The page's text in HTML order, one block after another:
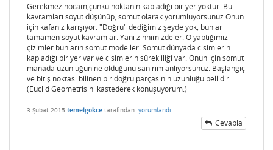
Gerekmez hocam,çünkü noktanın kapladığı bir yer yoktur. Bu
kavramları soyut düşünüp, somut olarak yorumluyorsunuz.Onun
için kafanız karışıyor. "Doğru" dediğimiz şeyde yok, bunlar
tamamen soyut kavramlar. Yani zihnimizdeler. O yaptığımız
çizimler bunların somut modelleri.Somut dünyada cisimlerin
kapladığı bir yer var ve cisimlerin sürekliliği var. Onun için somut
manada uzunluğun ne olduğunu sanırım anlıyorsunuz. Başlangıç
ve bitiş noktası bilinen bir doğru parçasının uzunluğu bellidir.
(Euclid Geometrisini kastederek konuşuyorum.)
3 Şubat 2015 temelgokce tarafından yorumlandı
Cevapla